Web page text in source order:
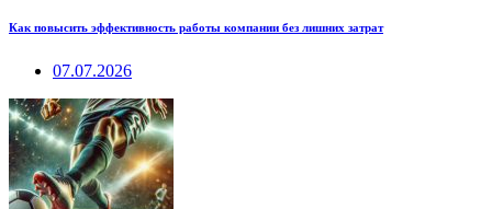
Как повысить эффективность работы компании без лишних затрат
07.07.2026